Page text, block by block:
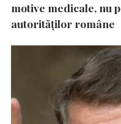
motive medicale, nu
autorităţilor române